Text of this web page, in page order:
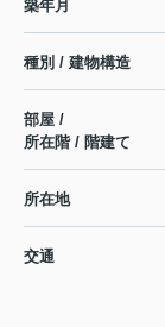
築年月
種別 / 建物構造
部屋 /
所在階 / 階建て
所在地
交通